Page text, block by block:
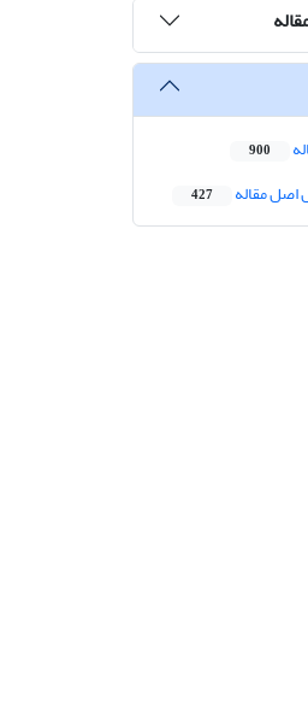
900
اصل مقاله 427